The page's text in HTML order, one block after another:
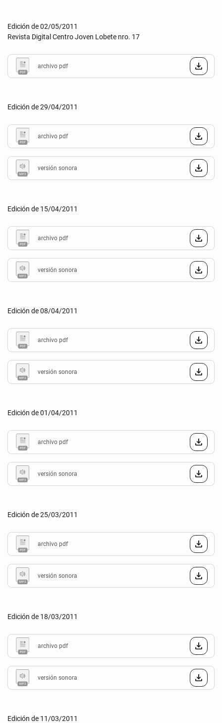
Edición de 02/05/2011
Revista Digital Centro Joven Lobete nro. 17
archivo pdf
Edición de 29/04/2011
archivo pdf
versión sonora
Edición de 15/04/2011
archivo pdf
versión sonora
Edición de 08/04/2011
archivo pdf
versión sonora
Edición de 01/04/2011
archivo pdf
versión sonora
Edición de 25/03/2011
archivo pdf
versión sonora
Edición de 18/03/2011
archivo pdf
versión sonora
Edición de 11/03/2011